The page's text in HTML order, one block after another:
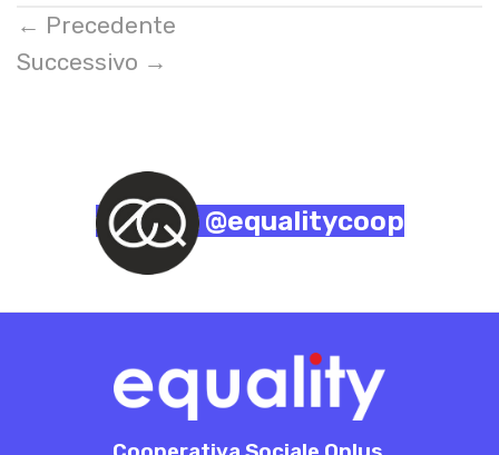
← Precedente
Successivo →
@equalitycoop